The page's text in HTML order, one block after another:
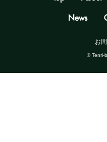
News
お
©️ Tenri-